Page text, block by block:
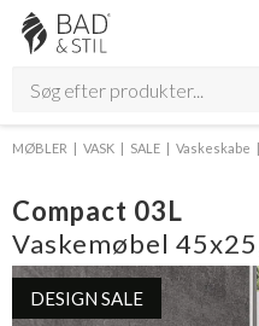
MØBLER VASK SALE Vaskeskabe
Compact 03L
Vaskemøbel
DESIGN SALE